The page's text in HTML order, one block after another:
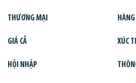
THƯƠNG MẠI
GIÁ CẢ XÚC
HỘI NHẬP